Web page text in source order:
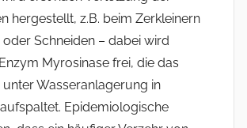
hergestellt, z.B. beim Zerkleinern
Schneiden – dabei wird
Myrosinase frei, die das
Wasseranlagerung in
Epidemiologische